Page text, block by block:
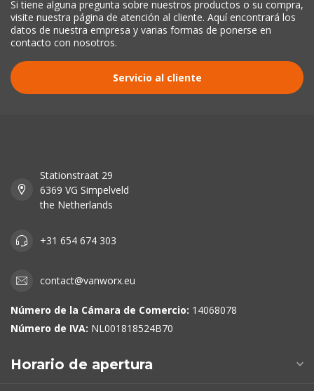
Si tiene alguna pregunta sobre nuestros productos o su compra,
visite nuestra página de atención al cliente. Aquí encontrará los
datos de nuestra empresa y varias formas de ponerse en
contacto con nosotros.
Servicio al cliente
Stationstraat 29
6369 VG Simpelveld
the Netherlands
+31 654 674 303
contact@vanworx.eu
Número de la Cámara de Comercio: 14068078
Número de IVA: NL001818524B70
Horario de apertura